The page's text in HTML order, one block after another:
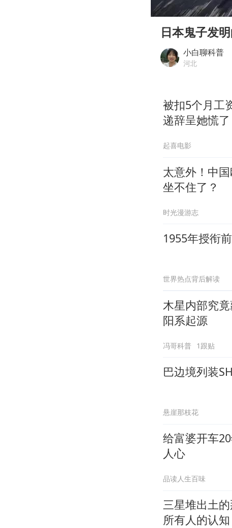
Play
日本鬼子发
小白聊科普
河北
被扣5个月工
递辞呈她慌了
起喜电影
太意外！中
坐不住了？
时光漫游志
1955年授衔
世界热点背后解读
木星内部究
阳系起源
冯哥科普 1跟贴
巴边境列装
悬崖那枝花
给富婆开车
人心
品读人生百味
三星堆出土
所有人的认知